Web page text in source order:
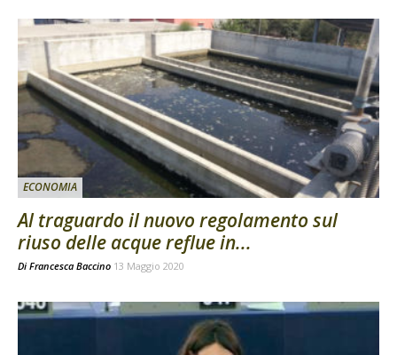
ECONOMIA
Al traguardo il nuovo regolamento sul
riuso delle acque reflue in...
Di Francesca Baccino 13 Maggio 2020